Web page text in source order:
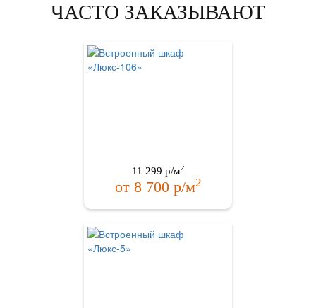
ЧАСТО ЗАКАЗЫВАЮТ
11 299 р/м2
от 8 700р/м2